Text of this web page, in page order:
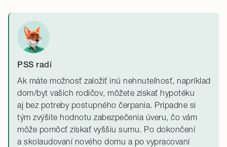
PSS radí
Ak máte možnosť založiť inú nehnuteľnosť, napríklad
dom/byt vašich rodičov, môžete získať hypotéku
aj bez potreby postupného čerpania. Prípadne si
tým zvýšite hodnotu zabezpečenia úveru, čo vám
môže pomôcť získať vyššiu sumu. Po dokončení
a skolaudovaní nového domu a po vypracovaní